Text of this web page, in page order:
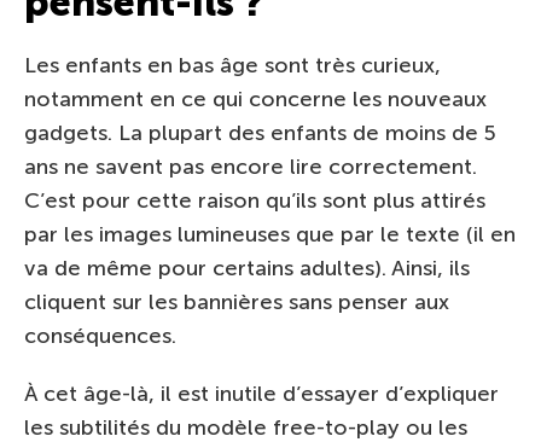
Les enfants en bas âge sont très curieux,
notamment en ce qui concerne les nouveaux
gadgets. La plupart des enfants de moins de 5
ans ne savent pas encore lire correctement.
C’est pour cette raison qu’ils sont plus attirés
par les images lumineuses que par le texte (il en
va de même pour certains adultes). Ainsi, ils
cliquent sur les bannières sans penser aux
conséquences.
À cet âge-là, il est inutile d’essayer d’expliquer
les subtilités du modèle free-to-play ou les